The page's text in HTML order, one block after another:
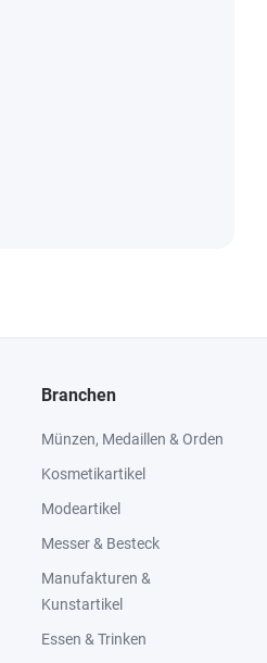
Branchen
Münzen, Medaillen & Orden
Kosmetikartikel
Modeartikel
Messer & Besteck
Manufakturen &
Kunstartikel
Essen & Trinken